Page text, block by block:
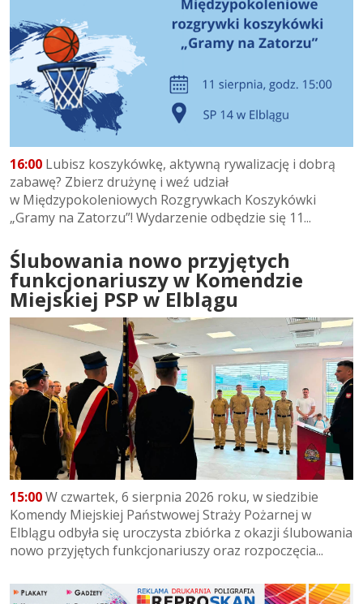
16:00 Lubisz koszykówkę, aktywną rywalizację i dobrą
zabawę? Zbierz drużynę i weź udział
w Międzypokoleniowych Rozgrywkach Koszykówki
„Gramy na Zatorzu”! Wydarzenie odbędzie się 11...
Ślubowania nowo przyjętych
funkcjonariuszy w Komendzie
Miejskiej PSP w Elblągu
15:00W czwartek, 6 sierpnia 2026 roku, w siedzibie
Komendy Miejskiej Państwowej Straży Pożarnej w
Elblągu odbyła się uroczysta zbiórka z okazji ślubowania
nowo przyjętych funkcjonariuszy oraz rozpoczęcia...